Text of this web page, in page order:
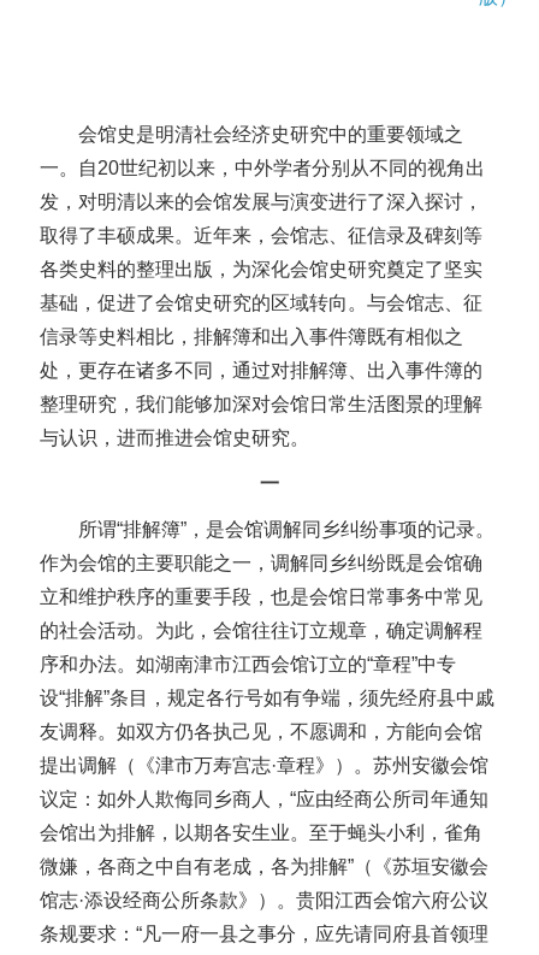
会馆史是明清社会经济史研究中的重要领域之
一。自20世纪初以来，中外学者分别从不同的视角出
发，对明清以来的会馆发展与演变进行了深入探讨，
取得了丰硕成果。近年来，会馆志、征信录及碑刻等
各类史料的整理出版，为深化会馆史研究奠定了坚实
基础，促进了会馆史研究的区域转向。与会馆志、征
信录等史料相比，排解簿和出入事件簿既有相似之
处，更存在诸多不同，通过对排解簿、出入事件簿的
整理研究，我们能够加深对会馆日常生活图景的理解
与认识，进而推进会馆史研究。
一
所谓“排解簿”，是会馆调解同乡纠纷事项的记录。
作为会馆的主要职能之一，调解同乡纠纷既是会馆确
立和维护秩序的重要手段，也是会馆日常事务中常见
的社会活动。为此，会馆往往订立规章，确定调解程
序和办法。如湖南津市江西会馆订立的“章程”中专
设“排解”条目，规定各行号如有争端，须先经府县中戚
友调释。如双方仍各执己见，不愿调和，方能向会馆
提出调解（《津市万寿宫志·章程》）。苏州安徽会馆
议定：如外人欺侮同乡商人，“应由经商公所司年通知
会馆出为排解，以期各安生业。至于蝇头小利，雀角
微嫌，各商之中自有老成，各为排解”（《苏垣安徽会
馆志·添设经商公所条款》）。贵阳江西会馆六府公议
条规要求：“凡一府一县之事分，应先请同府县首领理